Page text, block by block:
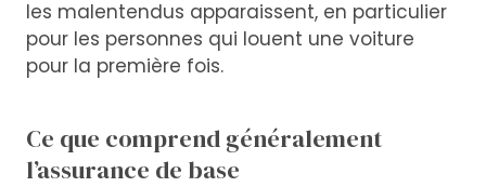
les malentendus apparaissent, en particulier
pour les personnes qui louent une voiture
pour la première fois.
Ce que comprend généralement
l’assurance de base